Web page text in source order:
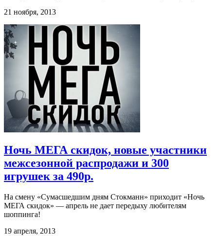
21 ноября, 2013
Ночь МЕГА скидок, новые участники
межсезонной распродажи и 300
игрушек за 490р.
На смену «Сумасшедшим дням Стокманн» приходит «Ночь
МЕГА скидок» — апрель не дает передыху любителям
шоппинга!
19 апреля, 2013